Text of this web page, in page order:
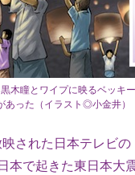
木瞳とワイプに映るベッキ
あった（イラスト◎小金井）
された日本テレビ
本で起きた東日本大